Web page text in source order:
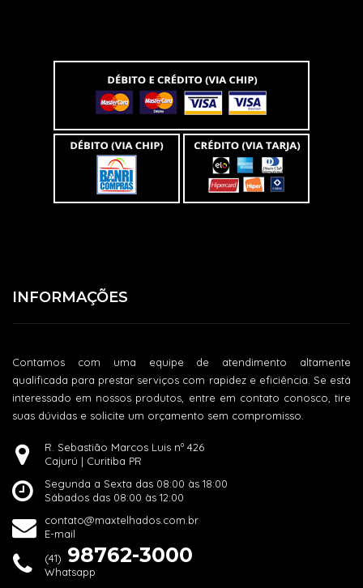
INFORMAÇÕES
Contamos com uma equipe de atendimento altamente
qualificada para prestar serviços com rapidez e eficiência. Se está
interessado em nossos produtos, entre em contato conosco, tire
suas dúvidas e solicite um orçamento sem compromisso.
R. Sebastião Marcos Luis nº 426
Cajurú | Curitiba PR
Segunda a Sexta das 08:00 às 18:00
Sábados das 08:00 às 12:00
contato@maxtelhados.com.br
E-mail
(41) 98762-3000
Whatsapp